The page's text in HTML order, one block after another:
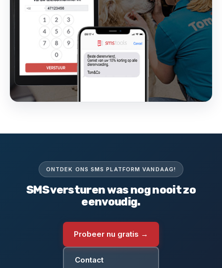
ONTDEK ONS SMS PLATFORM VANDAAG!
SMS versturen was nog nooit zo
eenvoudig.
Probeer nu gratis →
Contact